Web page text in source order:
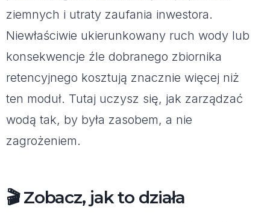
ziemnych i utraty zaufania inwestora.
Niewłaściwie ukierunkowany ruch wody lub
konsekwencje źle dobranego zbiornika
retencyjnego kosztują znacznie więcej niż
ten moduł. Tutaj uczysz się, jak zarządzać
wodą tak, by była zasobem, a nie
zagrożeniem.
🎬 Zobacz, jak to działa